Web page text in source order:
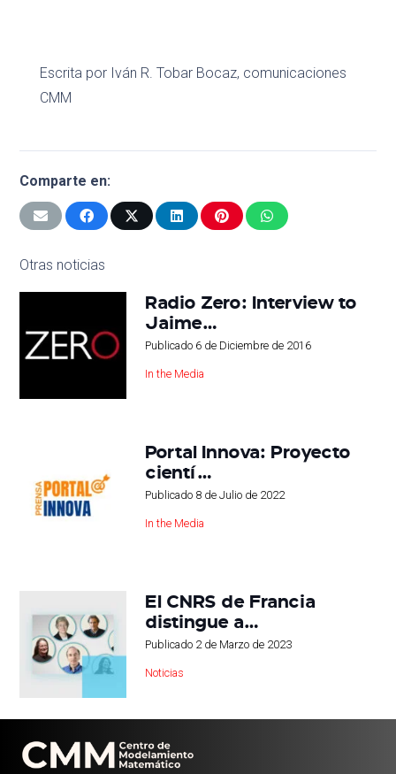
Escrita por Iván R. Tobar Bocaz, comunicaciones
CMM
Comparte en:
Otras noticias
Radio Zero: Interview to
Jaime…
Publicado 6 de Diciembre de 2016
In the Media
Portal Innova: Proyecto
cientí…
Publicado 8 de Julio de 2022
In the Media
El CNRS de Francia
distingue a…
Publicado 2 de Marzo de 2023
Noticias